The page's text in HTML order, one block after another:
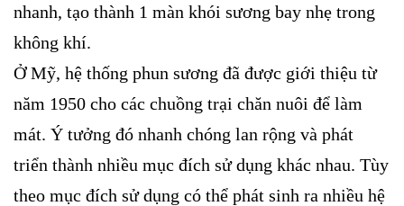
nhanh, tạo thành 1 màn khói sương bay nhẹ trong
không khí.
Ở Mỹ, hệ thống phun sương đã được giới thiệu từ
năm 1950 cho các chuồng trại chăn nuôi để làm
mát. Ý tưởng đó nhanh chóng lan rộng và phát
triển thành nhiều mục đích sử dụng khác nhau. Tùy
theo mục đích sử dụng có thể phát sinh ra nhiều hệ